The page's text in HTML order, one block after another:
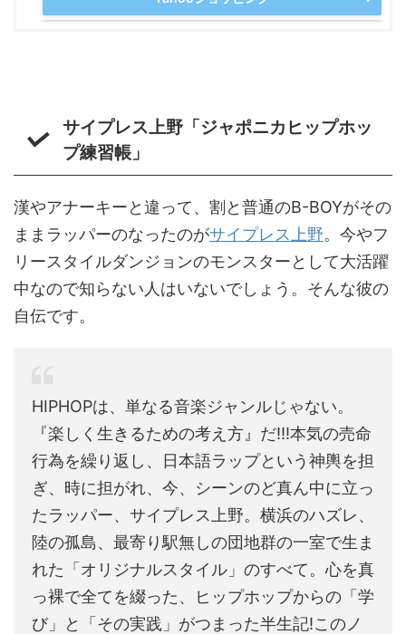
サイプレス上野「ジャポニカヒップホッ
プ練習帳」
漢やアナーキーと違って、割と普通のB-BOYがその
ままラッパーのなったのがサイプレス上野。今やフ
リースタイルダンジョンのモンスターとして大活躍
中なので知らない人はいないでしょう。そんな彼の
自伝です。
HIPHOPは、単なる音楽ジャンルじゃない。
『楽しく生きるための考え方』だ!!!本気の売命
行為を繰り返し、日本語ラップという神輿を担
ぎ、時に担がれ、今、シーンのど真ん中に立っ
たラッパー、サイプレス上野。横浜のハズレ、
陸の孤島、最寄り駅無しの団地群の一室で生ま
れた「オリジナルスタイル」のすべて。心を真
っ裸で全てを綴った、ヒップホップからの「学
び」と「その実践」がつまった半生記!このノ